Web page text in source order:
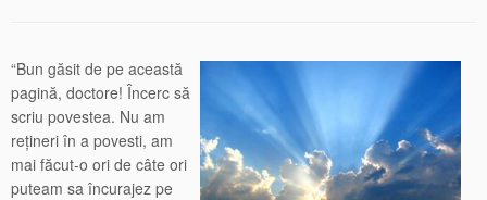
“Bun găsit de pe această
pagină, doctore! Încerc să
scriu povestea. Nu am
rețineri în a povesti, am
mai făcut-o ori de câte ori
puteam sa încurajez pe